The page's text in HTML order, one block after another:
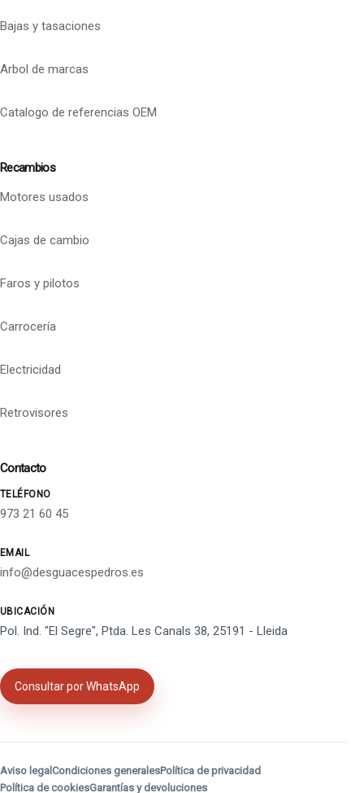
Bajas y tasaciones
Arbol de marcas
Catalogo de referencias OEM
Recambios
Motores usados
Cajas de cambio
Faros y pilotos
Carrocería
Electricidad
Retrovisores
Contacto
TELÉFONO
973 21 60 45
EMAIL
info@desguacespedros.es
UBICACIÓN
Pol. Ind. "El Segre", Ptda. Les Canals 38, 25191 - Lleida
Consultar por WhatsApp
Aviso legal Condiciones generalesPolítica de privacidad
Política de cookiesGarantías y devoluciones